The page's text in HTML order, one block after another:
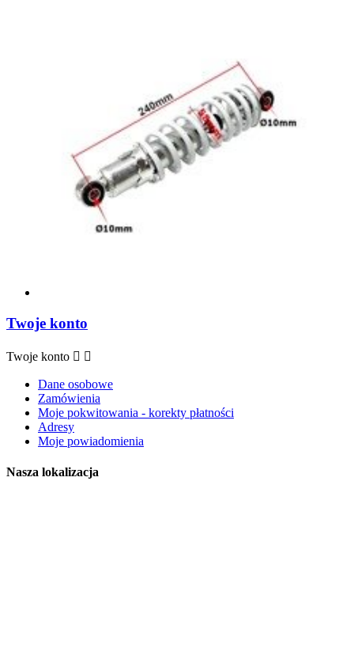
Twoje konto
Twoje konto  
Dane osobowe
Zamówienia
Moje pokwitowania - korekty płatności
Adresy
Moje powiadomienia
Nasza lokalizacja